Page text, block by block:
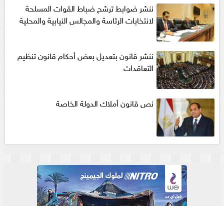
ننشر ضوابط ترشح ضباط القوات المسلحة
لانتخابات الرئاسة والمجالس النيابية والمحلية‎
ننشر قانون بتعديل بعض أحكام قانون تنظيم
التعاقدات
نص قانون أملاك الدولة الخاصة